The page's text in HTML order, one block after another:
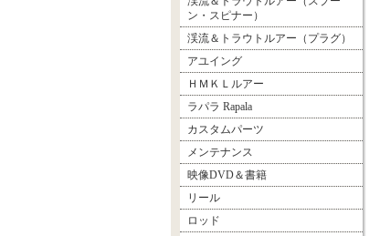
ン・スピナー）
渓流＆トラウトルアー（プラグ）
アユイング
ＨＭＫＬルアー
ラパラ Rapala
カスタムパーツ
メンテナンス
映像DVD＆書籍
リール
ロッド